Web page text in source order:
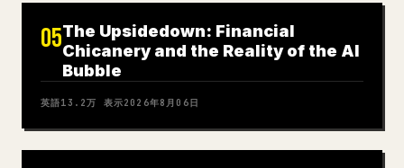
05The Upsidedown: Financial
Chicanery and the Reality of the AI
Bubble
英語13.2万 表示2026年8月06日